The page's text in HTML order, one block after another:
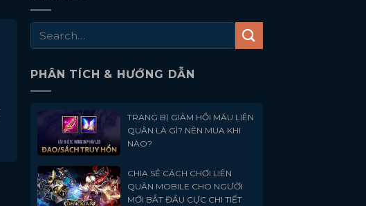
PHÂN TÍCH & HƯỚNG DẪN
TRANG BỊ GIẢM HỒI MÁU LIÊN
QUÂN LÀ GÌ? NÊN MUA KHI
NÀO?
CHIA SẺ CÁCH CHƠI LIÊN
QUÂN MOBILE CHO NGƯỜI
MỚI BẮT ĐẦU CỰC CHI TIẾT